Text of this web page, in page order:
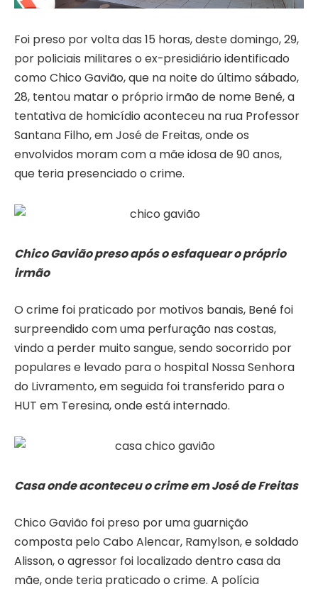
Foi preso por volta das 15 horas, deste domingo, 29,
por policiais militares o ex-presidiário identificado
como Chico Gavião, que na noite do último sábado,
28, tentou matar o próprio irmão de nome Bené, a
tentativa de homicídio aconteceu na rua Professor
Santana Filho, em José de Freitas, onde os
envolvidos moram com a mãe idosa de 90 anos,
que teria presenciado o crime.
Chico Gavião preso após o esfaquear o próprio
irmão
O crime foi praticado por motivos banais, Bené foi
surpreendido com uma perfuração nas costas,
vindo a perder muito sangue, sendo socorrido por
populares e levado para o hospital Nossa Senhora
do Livramento, em seguida foi transferido para o
HUT em Teresina, onde está internado.
Casa onde aconteceu o crime em José de Freitas
Chico Gavião foi preso por uma guarnição
composta pelo Cabo Alencar, Ramylson, e soldado
Alisson, o agressor foi localizado dentro casa da
mãe, onde teria praticado o crime. A polícia